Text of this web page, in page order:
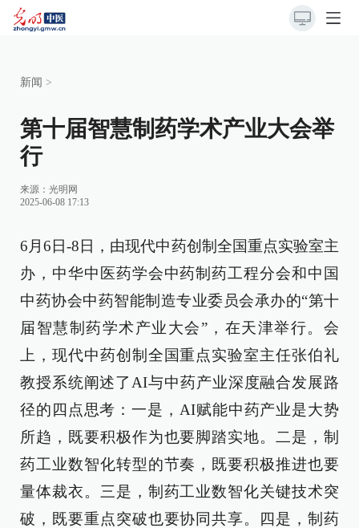
新闻 >
第十届智慧制药学术产业大会举
行
来源：光明网
2025-06-08 17:13
6月6日-8日，由现代中药创制全国重点实验室主
办，中华中医药学会中药制药工程分会和中国
中药协会中药智能制造专业委员会承办的“第十
届智慧制药学术产业大会”，在天津举行。会
上，现代中药创制全国重点实验室主任张伯礼
教授系统阐述了AI与中药产业深度融合发展路
径的四点思考：一是，AI赋能中药产业是大势
所趋，既要积极作为也要脚踏实地。二是，制
药工业数智化转型的节奏，既要积极推进也要
量体裁衣。三是，制药工业数智化关键技术突
破，既要重点突破也要协同共享。四是，制药